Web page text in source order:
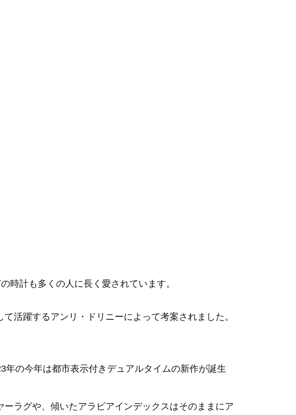
時計も多くの人に長く愛されています。
活躍するアンリ・ドリニーによって考案されました。
の今年は都市表示付きデュアルタイムの新作が誕生
ラグや、傾いたアラビアインデックスはそのままにア